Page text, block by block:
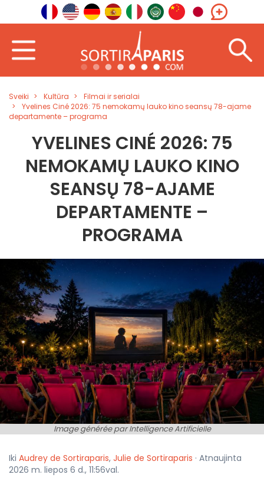
Sveiki Kultūra
Filmai ir serialai
Yvelines Ciné 2026: 75 nemokamų lauko kino seansų 78-ajame
departamente – programa
YVELINES CINÉ 2026: 75
NEMOKAMŲ LAUKO KINO
SEANSŲ 78-AJAME
DEPARTAMENTE –
PROGRAMA
Image générée par Intelligence Artificielle
Iki Audrey de Sortiraparis, Julie de Sortiraparis · Atnaujinta
2026 m. liepos 6 d., 11:56val.